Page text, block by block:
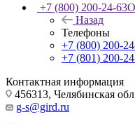
+7 (800) 200-24-63
Назад
Телефоны
+7 (800) 200-
+7 (801) 200-
Контактная информация
456313, Челябинская
g-s@gird.ru